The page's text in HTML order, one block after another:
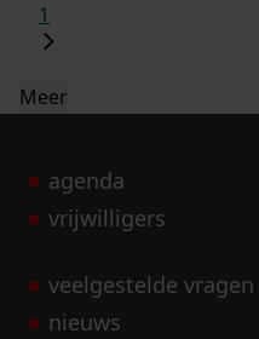
1
Meer
agenda
vrijwilligers
veelgestelde vragen
nieuws